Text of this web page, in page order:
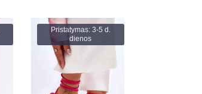
Pristatymas: 3-5 d.
dienos